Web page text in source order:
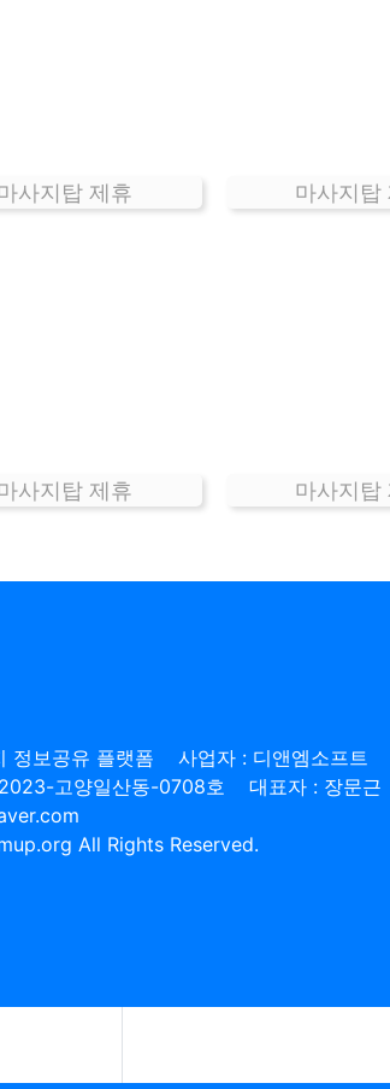
사지탑 제휴 마사지탑
사지탑 제휴 마사지탑
정보공유 플랫폼
사업자 : 디앤엠소프트
고양일산동-0708호
대표자 : 장문근
All Rights Reserved.